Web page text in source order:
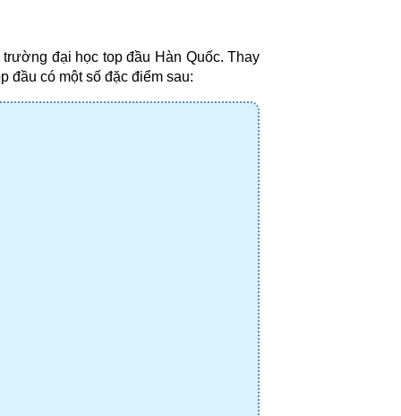
đại học top đầu Hàn Quốc. Thay
đầu có một số đặc điểm sau: